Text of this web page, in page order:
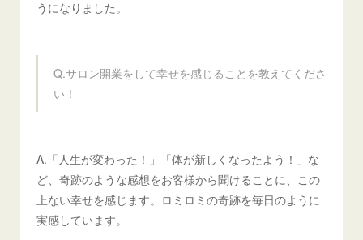
うになりました。
Q.サロン開業をして幸せを感じることを教えてくださ
い！
A.「人生が変わった！」「体が新しくなったよう！」な
ど、奇跡のような感想をお客様から聞けることに、この
上ない幸せを感じます。ロミロミの奇跡を毎日のように
実感しています。